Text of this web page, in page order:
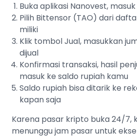
Buka aplikasi Nanovest,
Pilih Bittensor (TAO) dari
miliki
Klik tombol Jual, masukkan
dijual
Konfirmasi transaksi, hasil
masuk ke saldo rupiah kamu
Saldo rupiah bisa ditarik ke
kapan saja
Karena pasar kripto buka 24/7,
menunggu jam pasar untuk